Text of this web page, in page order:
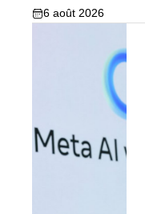
6 août 2026